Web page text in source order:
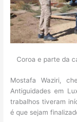
Coroa e parte da
Mostafa Waziri,
Antiguidades em
trabalhos tiveram
é que sejam